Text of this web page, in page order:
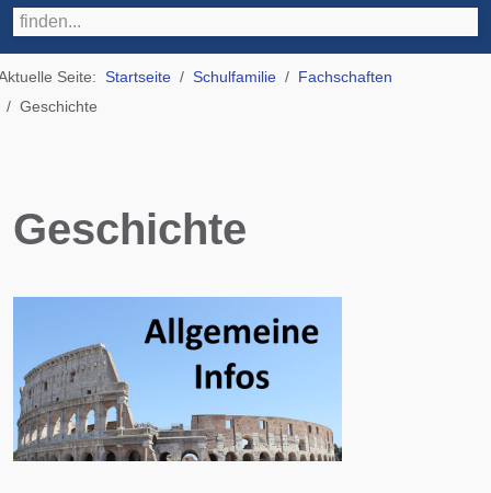
Seite: Startseite Schulfamilie
Fachschaften
Geschichte
Geschichte